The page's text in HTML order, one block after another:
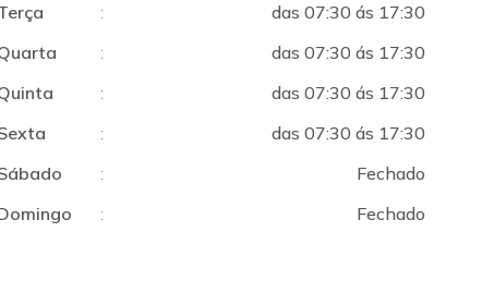
:
das 07:30 ás 17:30
:
das 07:30 ás 17:30
:
das 07:30 ás 17:30
:
das 07:30 ás 17:30
:
Fechado
: Fechado